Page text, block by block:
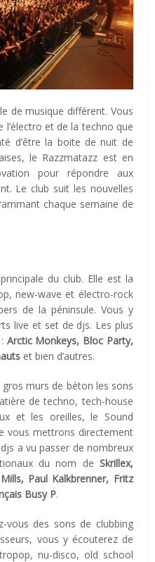
de musique différent. Vous
l’électro et de la techno que
d’être la boite de nuit de
le Razzmatazz est en
pour répondre aux
Le club suit les nouvelles
chaque semaine de
du club. Elle est la
new-wave et électro-rock
de la péninsule. Vous y
live et set de djs. Les plus
Arctic Monkeys, Bloc Party,
et bien d’autres.
murs de béton les sons
de techno, tech-house
et les oreilles, le Sound
vous mettrons directement
a vu passer de nombreux
du nom de Skrillex,
Paul Kalkbrenner, Fritz
Busy P.
vous des sons de clubbing
vous y écouterez de
nu-disco, old school